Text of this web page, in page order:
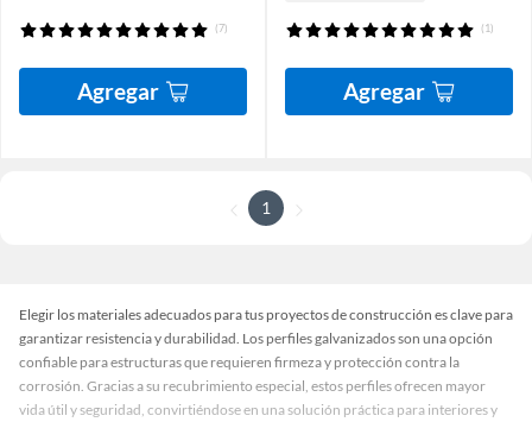
(7)
Agregar
(1)
Agregar
1
Elegir los materiales adecuados para tus proyectos de construcción es clave para
garantizar resistencia y durabilidad. Los perfiles galvanizados son una opción
confiable para estructuras que requieren firmeza y protección contra la
corrosión. Gracias a su recubrimiento especial, estos perfiles ofrecen mayor
vida útil y seguridad, convirtiéndose en una solución práctica para interiores y